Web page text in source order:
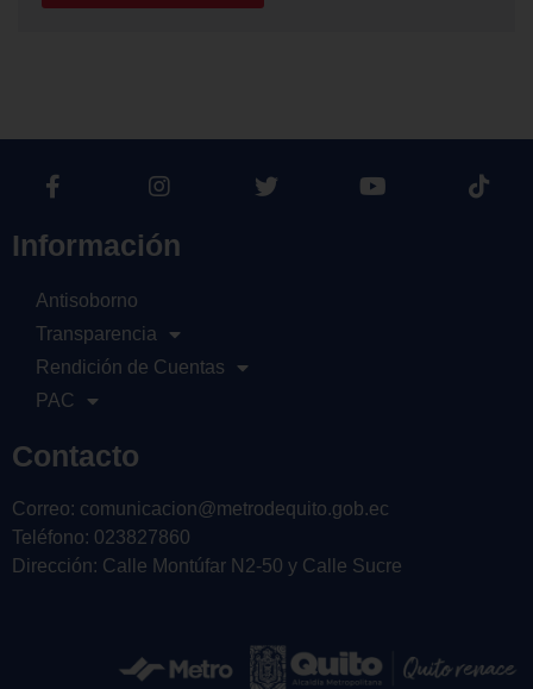
Información
Antisoborno
Transparencia
Rendición de Cuentas
PAC
Contacto
Correo: comunicacion@metrodequito.gob.ec
Teléfono: 023827860
Dirección: Calle Montúfar N2-50 y Calle Sucre